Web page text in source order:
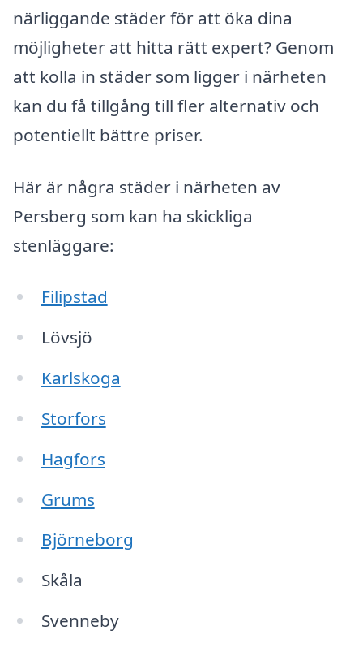
närliggande städer för att öka dina
möjligheter att hitta rätt expert? Genom
att kolla in städer som ligger i närheten
kan du få tillgång till fler alternativ och
potentiellt bättre priser.
Här är några städer i närheten av
Persberg som kan ha skickliga
stenläggare:
Filipstad
Lövsjö
Karlskoga
Storfors
Hagfors
Grums
Björneborg
Skåla
Svenneby